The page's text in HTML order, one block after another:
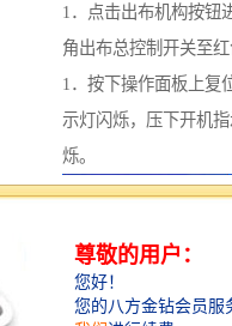
1．点击出布机构按钮
角出布总控制开关至红
1．按下操作面板上复
示灯闪烁，压下开机
烁。